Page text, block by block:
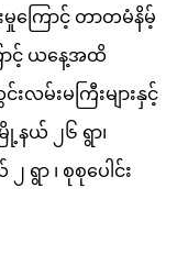
မှုကြောင့် တာတမံနိမ့်
ောင့် ယနေ့အထိ
လမ်းမကြီးများနှင့်
ြို့နယ် ၂၆ ရွာ၊
ရွာ ၊ စုစုပေါင်း